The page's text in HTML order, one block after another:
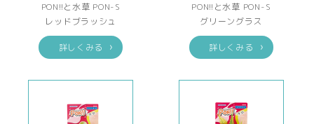
PON!!と水草 PON-S
レッドブラッシュ
詳しくみる
PON!!と水草 PON-S
グリーングラス
詳しくみる